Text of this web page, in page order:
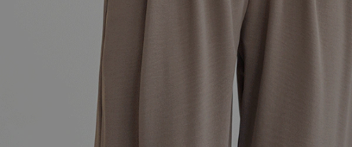
시즌오프 1+1 기획세트